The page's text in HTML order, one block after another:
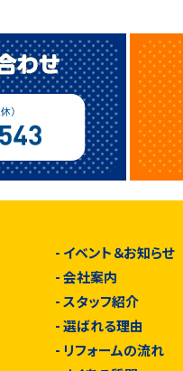
- イベント＆お知らせ
-会社案内
-スタッフ紹介
-選ばれる理由
- リフォームの流れ